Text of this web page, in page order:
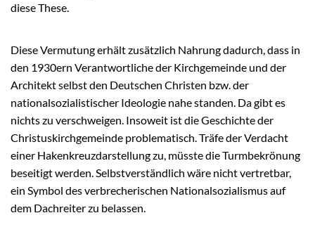
diese These.
Diese Vermutung erhält zusätzlich Nahrung dadurch, dass in
den 1930ern Verantwortliche der Kirchgemeinde und der
Architekt selbst den Deutschen Christen bzw. der
nationalsozialistischer Ideologie nahe standen. Da gibt es
nichts zu verschweigen. Insoweit ist die Geschichte der
Christuskirchgemeinde problematisch. Träfe der Verdacht
einer Hakenkreuzdarstellung zu, müsste die Turmbekrönung
beseitigt werden. Selbstverständlich wäre nicht vertretbar,
ein Symbol des verbrecherischen Nationalsozialismus auf
dem Dachreiter zu belassen.